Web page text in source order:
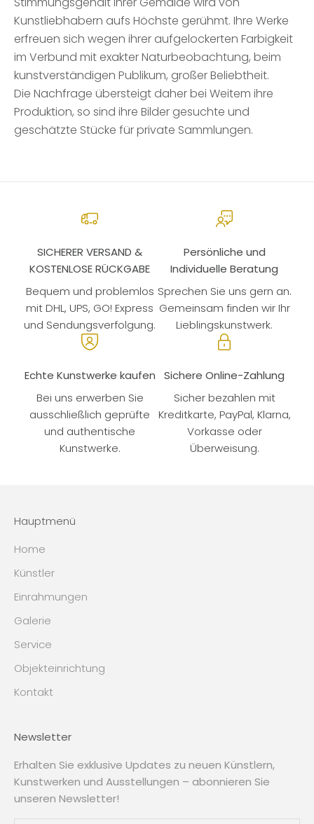
Kunstliebhabern aufs Höchste gerühmt. Ihre Werke
erfreuen sich wegen ihrer aufgelockerten Farbigkeit
im Verbund mit exakter Naturbeobachtung, beim
kunstverständigen Publikum, großer Beliebtheit.
Die Nachfrage übersteigt daher bei Weitem ihre
Produktion, so sind ihre Bilder gesuchte und
geschätzte Stücke für private Sammlungen.
SICHERER VERSAND &
KOSTENLOSE RÜCKGABE
Bequem und problemlos
mit DHL, UPS, GO! Express
und Sendungsverfolgung.
Persönliche und
Individuelle Beratung
Sprechen Sie uns gern an.
Gemeinsam finden wir Ihr
Lieblingskunstwerk.
Echte Kunstwerke kaufen
Bei uns erwerben Sie
ausschließlich geprüfte
und authentische
Kunstwerke.
Sichere Online-Zahlung
Sicher bezahlen mit
Kreditkarte, PayPal, Klarna,
Vorkasse oder
Überweisung.
Hauptmenü
Home
Künstler
Einrahmungen
Galerie
Service
Objekteinrichtung
Kontakt
Newsletter
Erhalten Sie exklusive Updates zu neuen Künstlern,
Kunstwerken und Ausstellungen – abonnieren Sie
unseren Newsletter!